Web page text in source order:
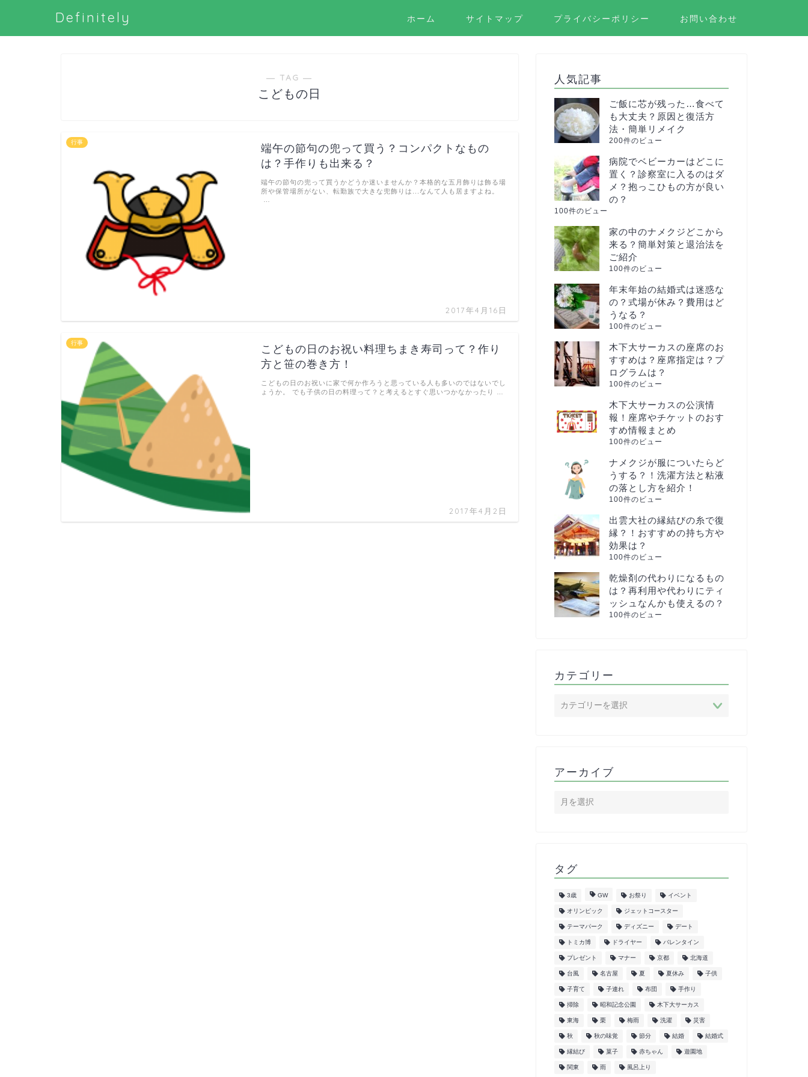
Definitely ホーム サイトマップ プライバシーポリシー お問い合わせ
― TAG ―
こどもの日
行事
端午の節句の兜って買う？コンパクトなもの
は？手作りも出来る？
2017年4月16日
端午の節句の兜って買うかどうか迷いませんか？本格的な五月飾りは飾る場
所や保管場所がない、転勤族で大きな兜飾りは...なんて人も居ますよね。
行事
こどもの日のお祝い料理ちまき寿司って？作り
方と笹の巻き方！
2017年4月2日
こどもの日のお祝いに家で何か作ろうと思っている人も多いのではないでし
ょうか。 でも子供の日の料理って？と考えるとすぐ思いつかなかったり …
人気記事
ご飯に芯が残った…食べて
も大丈夫？原因と復活方
法・簡単リメイク
200件のビュー
病院でベビーカーはどこに
置く？診察室に入るのはダ
メ？抱っこひもの方が良い
の？
100件のビュー
家の中のナメクジどこから
来る？簡単対策と退治法を
ご紹介
100件のビュー
年末年始の結婚式は迷惑な
の？式場が休み？費用はど
うなる？
100件のビュー
木下大サーカスの座席のお
すすめは？座席指定は？プ
ログラムは？
100件のビュー
木下大サーカスの公演情
報！座席やチケットのおす
すめ情報まとめ
100件のビュー
ナメクジが服についたらど
うする？！洗濯方法と粘液
の落とし方を紹介！
100件のビュー
出雲大社の縁結びの糸で復
縁？！おすすめの持ち方や
効果は？
100件のビュー
乾燥剤の代わりになるもの
は？再利用や代わりにティ
ッシュなんかも使えるの？
100件のビュー
カテゴリー
アーカイブ
タグ
3歳 GW お祭り イベント
オリンピック ジェットコースター
テーマパーク ディズニー デート
トミカ博 ドライヤー バレンタイン
プレゼント マナー 京都 北海道
台風 名古屋 夏 夏休み 子供
子育て 子連れ 布団 手作り
掃除 昭和記念公園 木下大サーカス
東海 栗 梅雨 洗濯 災害
秋 秋の味覚 節分 結婚 結婚式
縁結び 菓子 赤ちゃん 遊園地
関東 雨 風呂上り